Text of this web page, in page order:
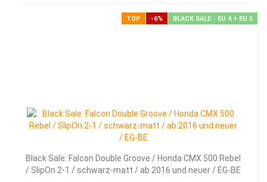
TOP -6% BLACK SALE - EU 4 + EU 5
Black Sale: Falcon Double Groove / Honda CMX 500 Rebel
/ SlipOn 2-1 / schwarz-matt / ab 2016 und neuer / EG-BE